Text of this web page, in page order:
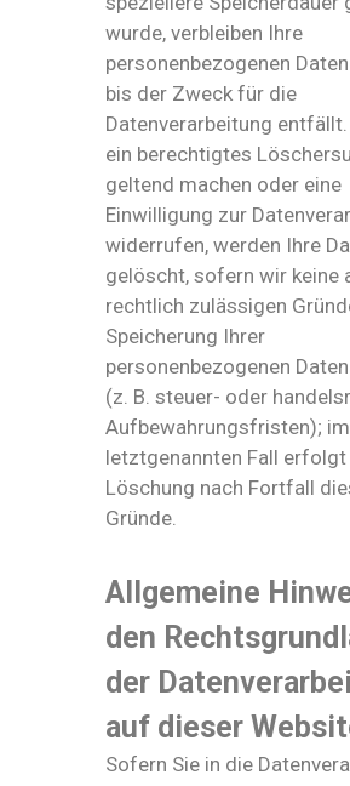
wurde, verbleiben Ihre
personenbezogenen
bis der Zweck für die
Datenverarbeitung entfällt.
ein berechtigtes
geltend machen oder eine
Einwilligung zur
widerrufen, werden Ihre
gelöscht, sofern wir keine
rechtlich zulässigen
Speicherung Ihrer
personenbezogenen
(z. B. steuer- oder
Aufbewahrungsfristen); im
letztgenannten Fall
Löschung nach Fortfall
Gründe.
Allgemeine
den
der
auf dieser
Sofern Sie in die